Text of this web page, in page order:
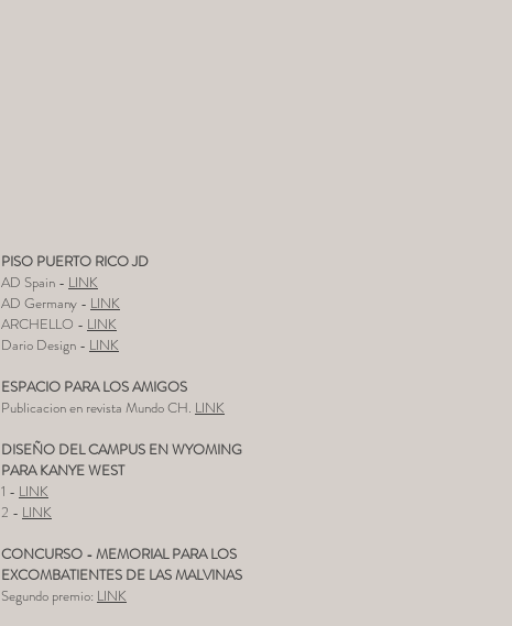
PISO PUERTO RICO JD
AD Spain - LINK
AD Germany - LINK
ARCHELLO - LINK
Dario Design - LINK
ESPACIO PARA LOS AMIGOS
Publicacion en revista Mundo CH. LINK
DISEÑO DEL CAMPUS EN WYOMING
PARA KANYE WEST
1 - LINK
2 - LINK
CONCURSO - MEMORIAL PARA LOS
EXCOMBATIENTES DE LAS MALVINAS
Segundo premio: LINK